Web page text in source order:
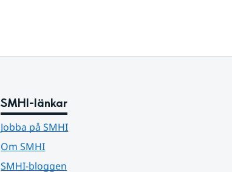
SMHI-länkar
Jobba på SMHI
Om SMHI
SMHI-bloggen